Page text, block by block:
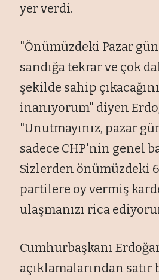
yer verdi.
"Önümüzdeki Pazar
sandığa tekrar ve çok
şekilde sahip
inanıyorum" diyen
"Unutmayınız, pazar
sadece CHP'nin genel
Sizlerden önümüzdeki
partilere oy vermiş
ulaşmanızı rica
Cumhurbaşkanı
açıklamalarından satır